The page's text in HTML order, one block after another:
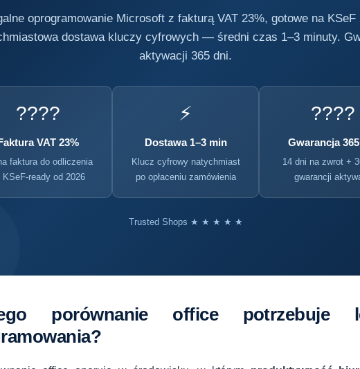
oprogramowanie Microsoft z fakturą VAT 23%, gotowe na KSeF
dostawa kluczy cyfrowych — średni czas 1–3 minuty.
aktywacji 365 dni.
????
VAT 23%
faktura do odliczenia
ready od 2026
⚡
Dostawa 1–3 min
Klucz cyfrowy natychmiast
po opłaceniu zamówienia
????️
Gwarancja
14 dni na zwrot +
gwarancji
Trusted Shops ★ ★ ★ ★ ★
porównanie office potrzebuje